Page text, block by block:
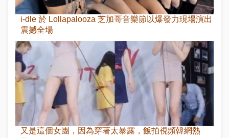
i-dle 於 Lollapalooza 芝加哥音樂節以爆發力現場演出
震撼全場
又是這個女團，因為穿著太暴露，飯拍視頻韓網熱